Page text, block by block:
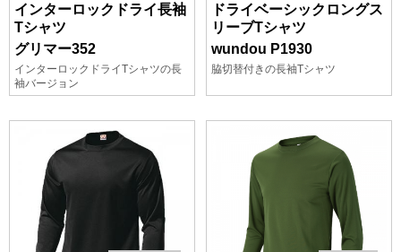
インターロックドライ長袖
Tシャツ
グリマー352
インターロックドライTシャツの長
袖バージョン
ドライベーシックロングス
リーブTシャツ
wundou P1930
脇切替付きの長袖Tシャツ